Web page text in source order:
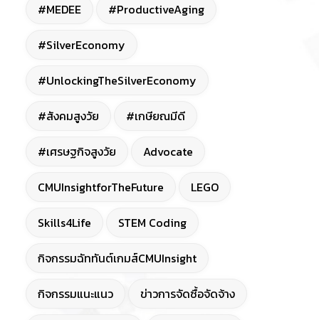
#MEDEE #ProductiveAging
#SilverEconomy
#UnlockingTheSilverEconomy
#สังคมสูงวัย #เกษียณมีดี
#เศรษฐกิจสูงวัย Advocate
CMUInsightforTheFuture LEGO
Skills4Life STEM Coding
กิจกรรมฉัททันต์เกมส์CMUInsight
กิจกรรมแนะแนว ข่าวการจัดซื้อจัดจ้าง